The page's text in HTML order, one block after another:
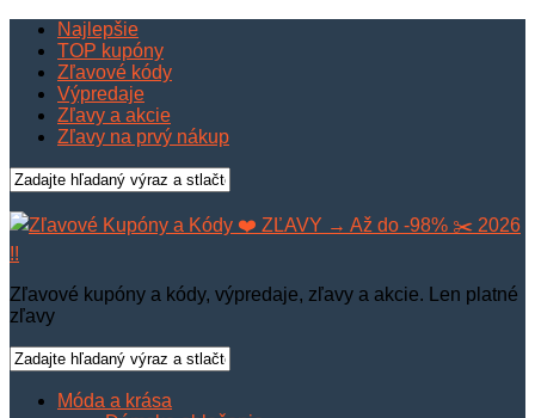
Najlepšie
TOP kupóny
Zľavové kódy
Výpredaje
Zľavy a akcie
Zľavy na prvý nákup
Zľavové kupóny a kódy, výpredaje, zľavy a akcie. Len platné
zľavy
Móda a krása